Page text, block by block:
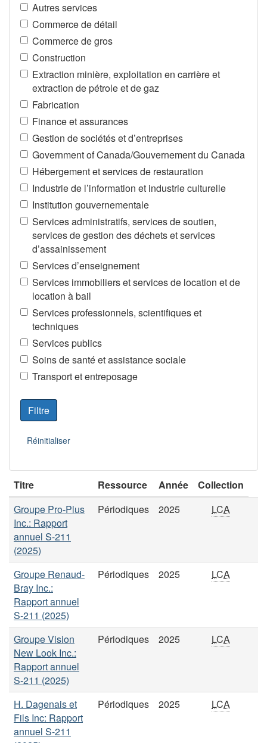
Autres services
Commerce de détail
Commerce de gros
Construction
Extraction minière, exploitation en carrière et
extraction de pétrole et de gaz
Fabrication
Finance et assurances
Gestion de sociétés et d’entreprises
Government of Canada/Gouvernement du Canada
Hébergement et services de restauration
Industrie de l’information et industrie culturelle
Institution gouvernementale
Services administratifs, services de soutien,
services de gestion des déchets et services
d’assainissement
Services d’enseignement
Services immobiliers et services de location et de
location à bail
Services professionnels, scientifiques et
techniques
Services publics
Soins de santé et assistance sociale
Transport et entreposage
Titre Ressource Année
Collection
Groupe Pro-Plus
Inc.: Rapport
annuel S-211
(2025)
Périodiques 2025 LCA
Groupe Renaud-
Bray Inc.:
Rapport annuel
S-211 (2025)
Périodiques 2025 LCA
Groupe Vision
New Look Inc.:
Rapport annuel
S-211 (2025)
Périodiques 2025 LCA
H. Dagenais et
Fils Inc: Rapport
annuel S-211
Périodiques 2025 LCA